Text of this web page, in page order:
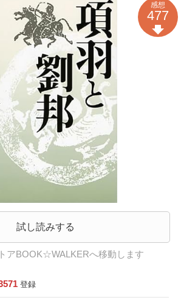
試し読みする
アBOOK☆WALKERへ移動します
登録
感想
477